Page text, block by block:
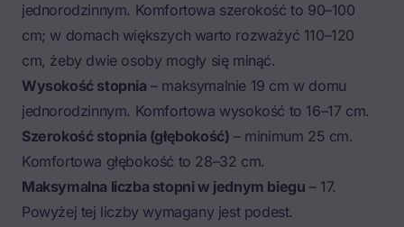
jednorodzinnym. Komfortowa szerokość to 90–100
cm; w domach większych warto rozważyć 110–120
cm, żeby dwie osoby mogły się minąć.
Wysokość stopnia – maksymalnie 19 cm w domu
jednorodzinnym. Komfortowa wysokość to 16–17 cm.
Szerokość stopnia (głębokość) – minimum 25 cm.
Komfortowa głębokość to 28–32 cm.
Maksymalna liczba stopni w jednym biegu – 17.
Powyżej tej liczby wymagany jest podest.